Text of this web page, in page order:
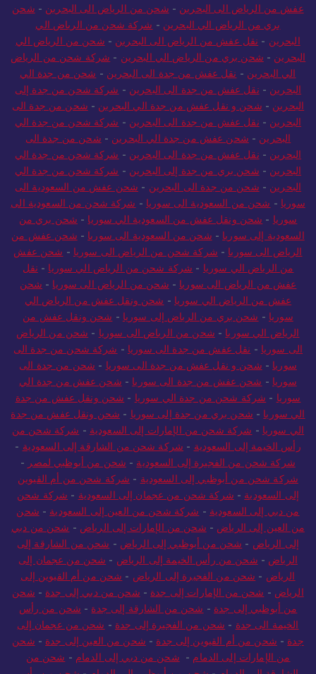
عفش من الرياض الى البحرين - شحن من الرياض الى البحرين - شحن
بري من الرياض الي البحرين - شركة شحن من الرياض الي
البحرين - نقل عفش من الرياض الى البحرين - شحن من الرياض الي
البحرين - شحن بري من الرياض الي البحرين - شركة شحن من الرياض
الي البحرين - نقل عفش من جدة الى البحرين - شحن من جدة الي
البحرين - نقل عفش من جدة الى البحرين - شركة شحن من جدة إلى
البحرين - شحن و نقل عفش من جدة الي البحرين - شحن من جدة الى
البحرين - نقل عفش من جدة الى البحرين - شركة شحن من جدة الي
البحرين - شحن عفش من جدة الي البحرين - شحن من جدة الى
البحرين - نقل عفش من جدة الى البحرين - شركة شحن من جدة الي
البحرين - شحن بري من جدة إلى البحرين - شركة شحن من جدة الي
البحرين - شحن من جدة الى البحرين - شحن عفش من السعودية الى
سوريا - شحن من السعودية الى سوريا - شركة شحن من السعودية الى
سوريا - شحن ونقل عفش من السعودية الي سوريا - شحن بري من
السعودية إلى سوريا - شحن من السعودية الى سوريا - شحن عفش من
الرياض الى سوريا - شركة شحن من الرياض الى سوريا - شحن عفش
من الرياض الي سوريا - شركة شحن من الرياض الي سوريا - نقل
عفش من الرياض الى سوريا - شحن من الرياض الى سوريا - شحن
عفش من الرياض الي سوريا - شحن ونقل عفش من الرياض الي
سوريا - شحن بري من الرياض إلى سوريا - شحن ونقل عفش من
الرياض الي سوريا - شحن من الرياض الى سوريا - شحن من الرياض
الى سوريا - نقل عفش من جدة الى سوريا - شركة شحن من جدة الى
سوريا - شحن و نقل عفش من جدة الى سوريا - شحن من جدة الى
سوريا - شحن عفش من جدة الى سوريا - شحن عفش من جدة الي
سوريا - شركة شحن من جدة الي سوريا - شحن ونقل عفش من جدة
الي سوريا - شحن بري من جدة إلى سوريا - شحن ونقل عفش من جدة
الي سوريا - شركة شحن من الإمارات إلى السعودية - شركة شحن من
رأس الخيمة إلى السعودية - شركة شحن من الشارقة إلى السعودية -
شركة شحن من الفجيرة إلى السعودية - شحن من أبوظبي لمصر -
شركة شحن من أبوظبي إلى السعودية - شركة شحن من أم القيوين
إلى السعودية - شركة شحن من عجمان إلى السعودية - شركة شحن
من دبي إلى السعودية - شركة شحن من العين إلى السعودية - شحن
من العين إلى الرياض - شحن من الإمارات إلى الرياض - شحن من دبي
إلى الرياض - شحن من أبوظبي إلى الرياض - شحن من الشارقة إلى
الرياض - شحن من رأس الخيمة إلى الرياض - شحن من عجمان إلى
الرياض - شحن من الفجيرة إلى الرياض - شحن من أم القيوين إلى
الرياض - شحن من الإمارات إلى جدة - شحن من دبي إلى جدة - شحن
من أبوظبي إلى جدة - شحن من الشارقة إلى جدة - شحن من رأس
الخيمة الى جدة - شحن من الفجيرة إلى جدة - شحن من عجمان إلى
جدة - شحن من أم القيوين إلى جدة - شحن من العين إلى جدة - شحن
من الإمارات إلى الدمام - شحن من دبي إلى الدمام - شحن من